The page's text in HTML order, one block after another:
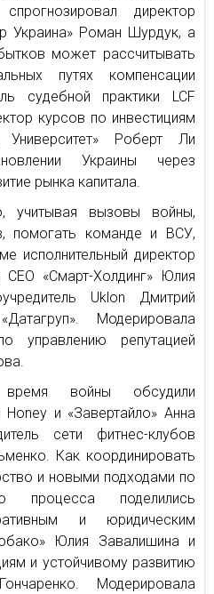
директор
Украина» Роман Шурдук, а
может рассчитывать
путях компенсации
судебной практики LCF
курсов по инвестициям
Роберт Ли
Украины через
рынка капитала.
учитывая вызовы войны,
помогать команде и ВСУ,
исполнительный директор
«Смарт-Холдинг» Юлия
Uklon Дмитрий
Модерировала
управлению репутацией
войны обсудили
Honey и «Завертайло» Анна
сети фитнес-клубов
Как координировать
и новыми подходами по
процесса поделились
и юридическим
Юлия Завалишина и
и устойчивому развитию
Модерировала